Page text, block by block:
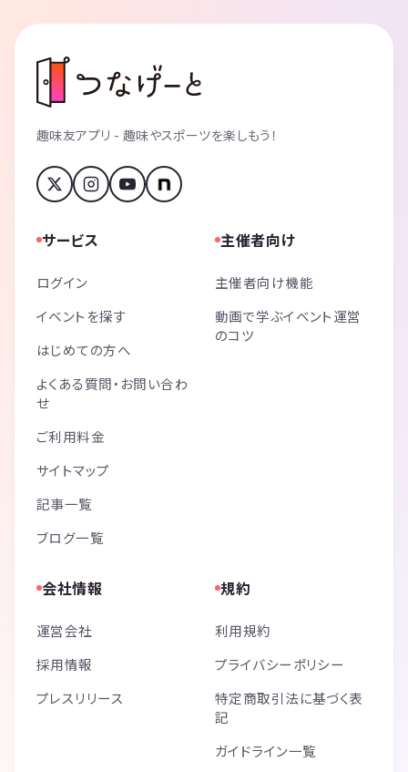
趣味友アプリ - 趣味やスポーツを楽しもう！
サービス
ログイン
イベントを探す
はじめての方へ
よくある質問・お問い合わ
せ
ご利用料金
サイトマップ
記事一覧
ブログ一覧
主催者向け
主催者向け機能
動画で学ぶイベント運営
のコツ
会社情報
運営会社
採用情報
プレスリリース
規約
利用規約
プライバシーポリシー
特定商取引法に基づく表
記
ガイドライン一覧